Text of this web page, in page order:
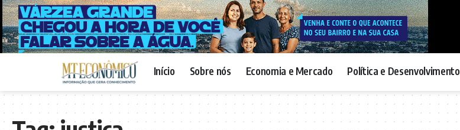
Início Sobre nós Economia e Mercado Política e Desenvolvimento